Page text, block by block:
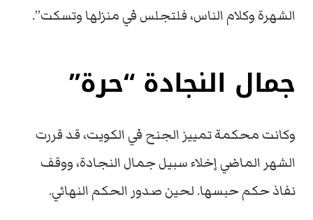
الشهرة وكلام الناس، فلتجلس في منزلها وتسكت”.
جمال النجادة “حرة”
وكانت محكمة تمييز الجنح في الكويت، قد قررت
الشهر الماضي إخلاء سبيل جمال النجادة، ووقف
نفاذ حكم حبسها. لحين صدور الحكم النهائي.